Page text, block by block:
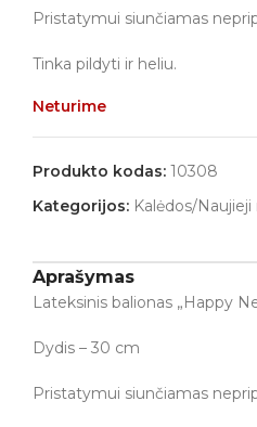
Pristatymui siunčiamas
Tinka pildyti ir heliu.
Neturime
Produkto kodas: 10308
Kategorijos: Kalėdos/
Aprašymas
Lateksinis balionas „Happy
Dydis – 30 cm
Pristatymui siunčiamas